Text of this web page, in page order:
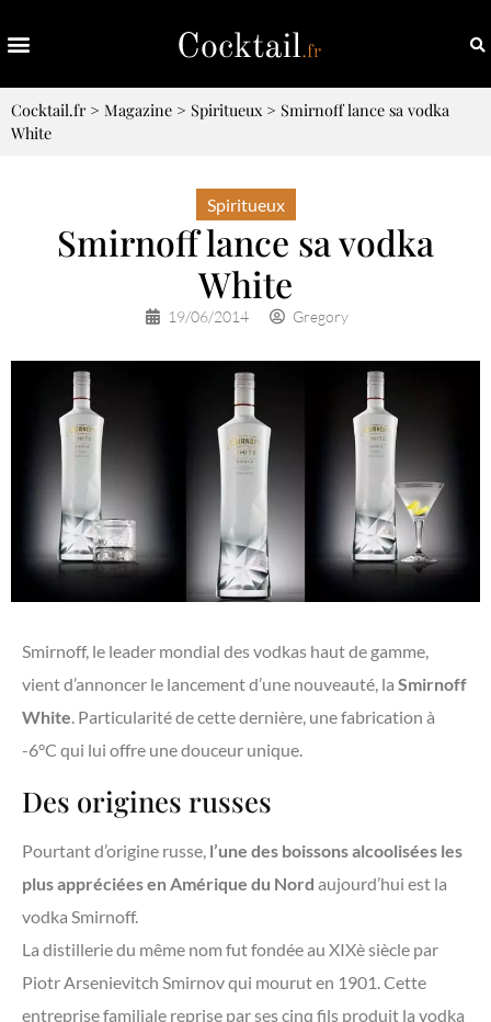
Cocktail.fr> Magazine > Spiritueux> Smirnoff lance sa vodka
White
Spiritueux
Smirnoff lance sa vodka
White
19/06/2014 Gregory
Smirnoff, le leader mondial des vodkas haut de gamme,
vient d’annoncer le lancement d’une nouveauté, la Smirnoff
White . Particularité de cette dernière, une fabrication à
-6°C qui lui offre une douceur unique.
Des origines russes
Pourtant d’origine russe, l’une des boissons alcoolisées les
plus appréciées en Amérique du Nord aujourd’hui est la
vodka Smirnoff.
La distillerie du même nom fut fondée au XIXè siècle par
Piotr Arsenievitch Smirnov qui mourut en 1901. Cette
entreprise familiale reprise par ses cinq fils produit la vodka